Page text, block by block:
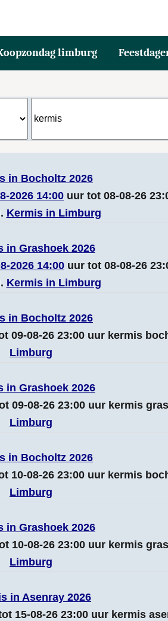
limburg
in Bocholtz 2026
2026 14:00 uur tot 08-08-26
Kermis in Limburg
in Grashoek 2026
2026 14:00uur tot 08-08-26
Kermis in Limburg
in Bocholtz 2026
09-08-26 23:00 uur kermis
Limburg
in Grashoek 2026
09-08-26 23:00 uur kermis
Limburg
in Bocholtz 2026
10-08-26 23:00 uur kermis
Limburg
in Grashoek 2026
10-08-26 23:00 uur kermis
Limburg
in Asenray 2026
15-08-26 23:00 uur kermis